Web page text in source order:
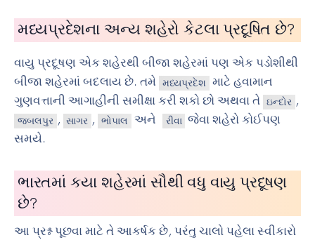
મધ્યપ્રદેશના અન્ય શહેરો કેટલા પ્રદૂષિત છે?
વાયુ પ્રદૂષણ એક શહેરથી બીજા શહેરમાં પણ એક પડોશીથી
બીજા શહેરમાં બદલાય છે. તમે મધ્યપ્રદેશ
માટે હવામાન
ગુણવત્તાની આગાહીની સમીક્ષા કરી શકો છો અથવા તે ઇન્દોર ,
જબલપુર , સાગર , ભોપાલ અને રીવા જેવા શહેરો કોઈપણ
સમયે.
ભારતમાં કયા શહેરમાં સૌથી વધુ વાયુ પ્રદૂષણ
છે?
આ પ્રશ્ન પૂછવા માટે તે આકર્ષક છે, પરંતુ ચાલો પહેલા સ્વીકારો